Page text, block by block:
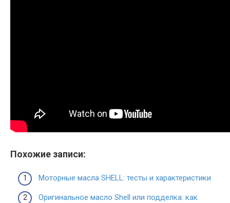
Похожие записи:
Моторные масла SHELL: тесты и характеристики
Оригинальное масло Shell или подделка: как